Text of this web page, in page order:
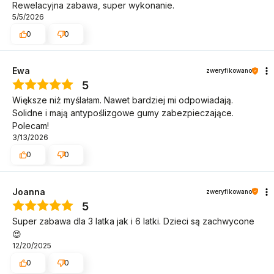
wymiary największego kamienia (niebieski): 38 x 40 x
22 cm
waga z opakowaniem: 4,3 kg
materiały: PP
Bezpieczeństwo
Kamienie sensoryczne zostały wykonane z dużą dbałością
bezpieczeństwa, obowiązujące w UE.
Rewelacyjna zabawa, super wykonanie.
5/5/2026
0
0
Ewa zweryfikowano
5
Większe niż myślałam. Nawet bardziej mi odpowiadają.
Solidne i mają antypoślizgowe gumy zabezpieczające.
Polecam!
3/13/2026
0
0
Joanna zweryfikowano
5
Super zabawa dla 3 latka jak i 6 latki. Dzieci są zachwycone
😍
12/20/2025
0
0